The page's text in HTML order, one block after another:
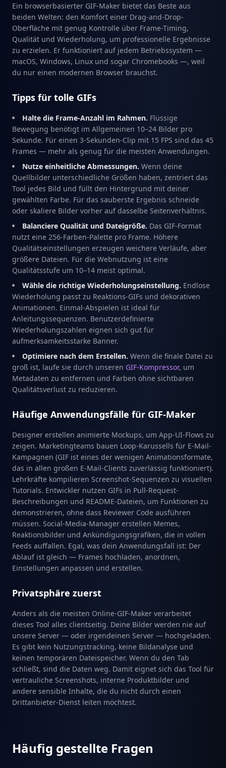
Ein browserbasierter GIF-Maker bietet das Beste aus
beiden Welten: den Komfort einer Drag-and-Drop-
Oberfläche mit genug Kontrolle über Frame-Timing,
Qualität und Wiederholung, um professionelle Ergebnisse
zu erzielen. Er funktioniert auf jedem Betriebssystem —
macOS, Windows, Linux und sogar Chromebooks —, weil
du nur einen modernen Browser brauchst.
Tipps für tolle GIFs
Halte die Frame-Anzahl im Rahmen. Flüssige
Bewegung benötigt im Allgemeinen 10–24 Bilder pro
Sekunde. Für einen 3-Sekunden-Clip mit 15 FPS sind das 45
Frames — mehr als genug für die meisten Anwendungen.
Nutze einheitliche Abmessungen. Wenn deine
Quellbilder unterschiedliche Größen haben, zentriert das
Tool jedes Bild und füllt den Hintergrund mit deiner
gewählten Farbe. Für das sauberste Ergebnis schneide
oder skaliere Bilder vorher auf dasselbe Seitenverhältnis.
Balanciere Qualität und Dateigröße. Das GIF-Format
nutzt eine 256-Farben-Palette pro Frame. Höhere
Qualitätseinstellungen erzeugen weichere Verläufe, aber
größere Dateien. Für die Webnutzung ist eine
Qualitätsstufe um 10–14 meist optimal.
Wähle die richtige Wiederholungseinstellung. Endlose
Wiederholung passt zu Reaktions-GIFs und dekorativen
Animationen. Einmal-Abspielen ist ideal für
Anleitungssequenzen. Benutzerdefinierte
Wiederholungszahlen eignen sich gut für
aufmerksamkeitsstarke Banner.
Optimiere nach dem Erstellen. Wenn die finale Datei zu
groß ist, laufe sie durch unseren GIF-Kompressor, um
Metadaten zu entfernen und Farben ohne sichtbaren
Qualitätsverlust zu reduzieren.
Häufige Anwendungsfälle für GIF-Maker
Designer erstellen animierte Mockups, um App-UI-Flows zu
zeigen. Marketingteams bauen Loop-Karussells für E-Mail-
Kampagnen (GIF ist eines der wenigen Animationsformate,
das in allen großen E-Mail-Clients zuverlässig funktioniert).
Lehrkräfte kompilieren Screenshot-Sequenzen zu visuellen
Tutorials. Entwickler nutzen GIFs in Pull-Request-
Beschreibungen und README-Dateien, um Funktionen zu
demonstrieren, ohne dass Reviewer Code ausführen
müssen. Social-Media-Manager erstellen Memes,
Reaktionsbilder und Ankündigungsgrafiken, die in vollen
Feeds auffallen. Egal, was dein Anwendungsfall ist: Der
Ablauf ist gleich — Frames hochladen, anordnen,
Einstellungen anpassen und erstellen.
Privatsphäre zuerst
Anders als die meisten Online-GIF-Maker verarbeitet
dieses Tool alles clientseitig. Deine Bilder werden nie auf
unsere Server — oder irgendeinen Server — hochgeladen.
Es gibt kein Nutzungstracking, keine Bildanalyse und
keinen temporären Dateispeicher. Wenn du den Tab
schließt, sind die Daten weg. Damit eignet sich das Tool für
vertrauliche Screenshots, interne Produktbilder und
andere sensible Inhalte, die du nicht durch einen
Drittanbieter-Dienst leiten möchtest.
Häufig gestellte Fragen